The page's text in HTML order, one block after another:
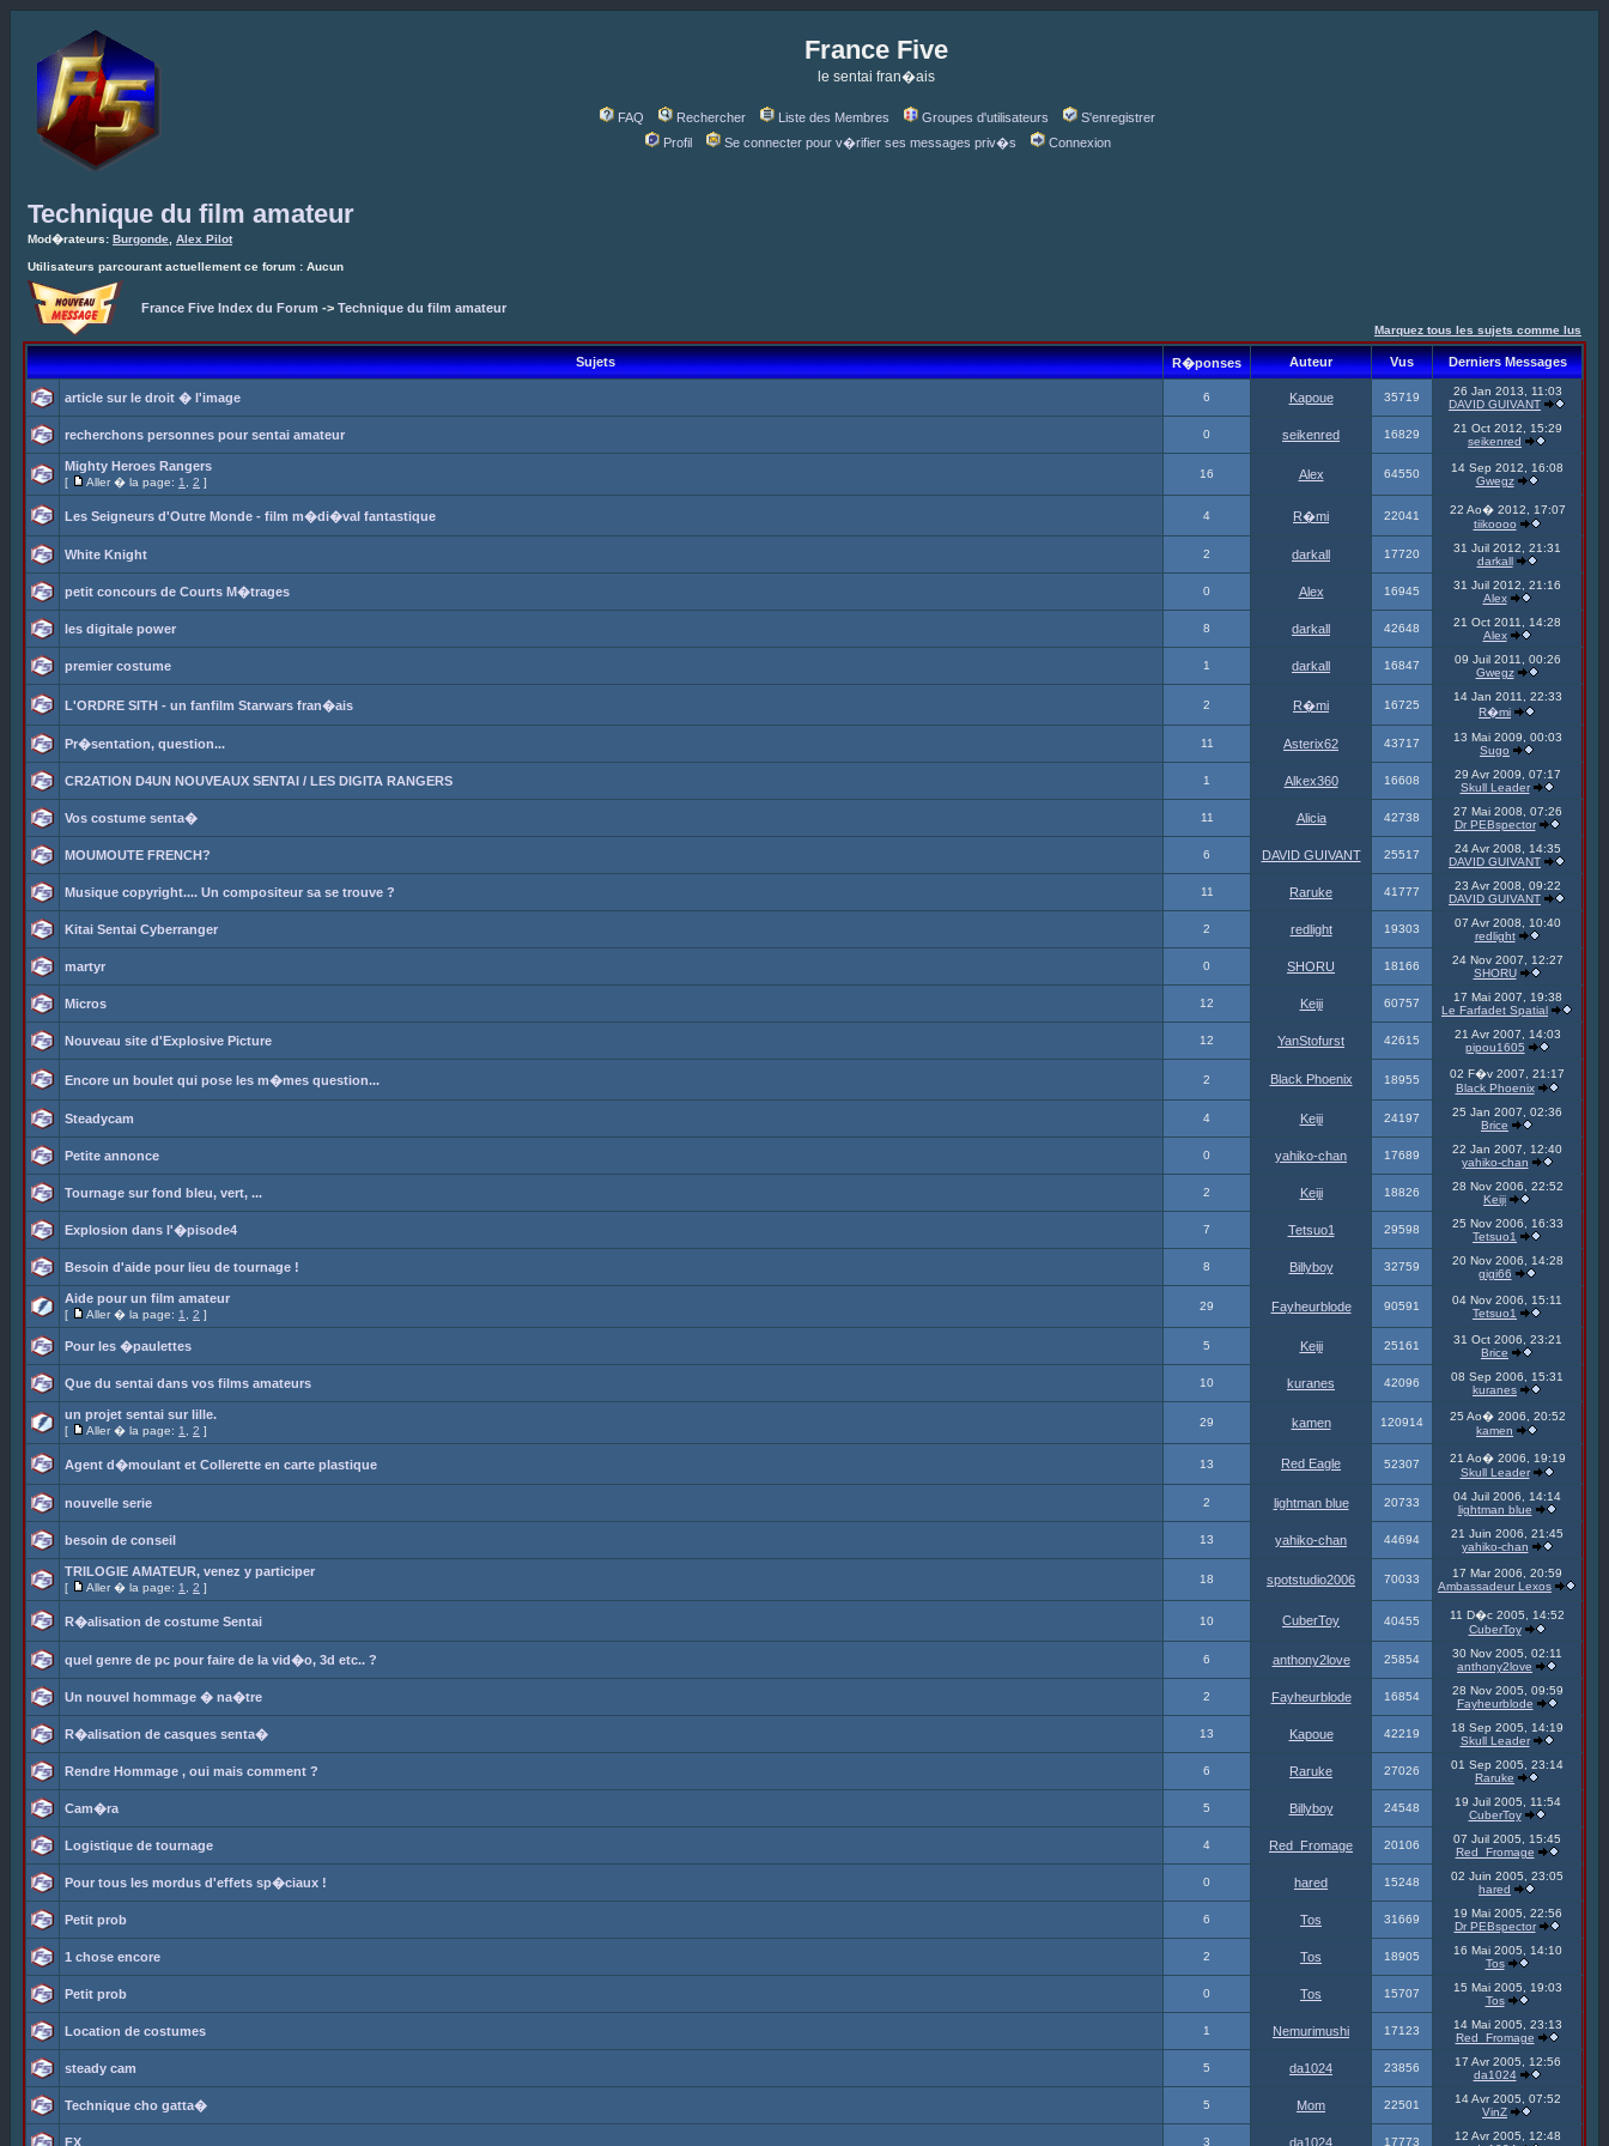
France Five
le sentai fran�ais
FAQ Rechercher Liste des Membres Groupes d'utilisateurs
S'enregistrer
Profil
Se connecter pour v�rifier ses messages priv�s Connexion
Technique du film amateur
Mod�rateurs: Burgonde Alex Pilot
Utilisateurs parcourant actuellement ce forum : Aucun
France Five Index du Forum -> Technique du film amateur
Marquez tous les sujets comme lus
Sujets R�ponses Auteur Vus Derniers Messages
article sur le droit � l'image 6 Kapoue 35719
26 Jan 2013, 11:03
DAVID GUIVANT
recherchons personnes pour sentai amateur 0 seikenred 16829
21 Oct 2012, 15:29
seikenred
Mighty Heroes Rangers
[ Aller � la page: 1 2 ]
16 Alex 64550
14 Sep 2012, 16:08
Gwegz
Les Seigneurs d'Outre Monde - film m�di�val fantastique 4 R�mi 22041
22 Ao� 2012, 17:07
tiikoooo
White Knight 2 darkall 17720
31 Juil 2012, 21:31
darkall
petit concours de Courts M�trages 0 Alex 16945
31 Juil 2012, 21:16
Alex
les digitale power 8 darkall 42648
21 Oct 2011, 14:28
Alex
premier costume 1 darkall 16847
09 Juil 2011, 00:26
Gwegz
L'ORDRE SITH - un fanfilm Starwars fran�ais 2 R�mi 16725
14 Jan 2011, 22:33
R�mi
Pr�sentation, question... 11 Asterix62 43717
13 Mai 2009, 00:03
Sugo
CR2ATION D4UN NOUVEAUX SENTAI / LES DIGITA RANGERS 1 Alkex360 16608
29 Avr 2009, 07:17
Skull Leader
Vos costume senta� 11 Alicia 42738
27 Mai 2008, 07:26
Dr PEBspector
MOUMOUTE FRENCH? 6 DAVID GUIVANT 25517
24 Avr 2008, 14:35
DAVID GUIVANT
Musique copyright.... Un compositeur sa se trouve ? 11 Raruke 41777
23 Avr 2008, 09:22
DAVID GUIVANT
Kitai Sentai Cyberranger 2 redlight 19303
07 Avr 2008, 10:40
redlight
martyr 0 SHORU 18166
24 Nov 2007, 12:27
SHORU
Micros 12 Keiji 60757
17 Mai 2007, 19:38
Le Farfadet Spatial
Nouveau site d'Explosive Picture 12 YanStofurst 42615
21 Avr 2007, 14:03
pipou1605
Encore un boulet qui pose les m�mes question... 2 Black Phoenix 18955
02 F�v 2007, 21:17
Black Phoenix
Steadycam 4 Keiji 24197
25 Jan 2007, 02:36
Brice
Petite annonce 0 yahiko-chan 17689
22 Jan 2007, 12:40
yahiko-chan
Tournage sur fond bleu, vert, ... 2 Keiji 18826
28 Nov 2006, 22:52
Keiji
Explosion dans l'�pisode4 7 Tetsuo1 29598
25 Nov 2006, 16:33
Tetsuo1
Besoin d'aide pour lieu de tournage ! 8 Billyboy 32759
20 Nov 2006, 14:28
gigi66
Aide pour un film amateur
[ Aller � la page: 1 2 ]
29 Fayheurblode 90591
04 Nov 2006, 15:11
Tetsuo1
Pour les �paulettes 5 Keiji 25161
31 Oct 2006, 23:21
Brice
Que du sentai dans vos films amateurs 10 kuranes 42096
08 Sep 2006, 15:31
kuranes
un projet sentai sur lille.
[ Aller � la page: 1 2 ]
29 kamen 120914
25 Ao� 2006, 20:52
kamen
Agent d�moulant et Collerette en carte plastique 13 Red Eagle 52307
21 Ao� 2006, 19:19
Skull Leader
nouvelle serie 2 lightman blue 20733
04 Juil 2006, 14:14
lightman blue
besoin de conseil 13 yahiko-chan 44694
21 Juin 2006, 21:45
yahiko-chan
TRILOGIE AMATEUR, venez y participer
[ Aller � la page: 1 2 ]
18 spotstudio2006 70033
17 Mar 2006, 20:59
Ambassadeur Lexos
R�alisation de costume Sentai 10 CuberToy 40455
11 D�c 2005, 14:52
CuberToy
quel genre de pc pour faire de la vid�o, 3d etc.. ? 6 anthony2love 25854
30 Nov 2005, 02:11
anthony2love
Un nouvel hommage � na�tre 2 Fayheurblode 16854
28 Nov 2005, 09:59
Fayheurblode
R�alisation de casques senta� 13 Kapoue 42219
18 Sep 2005, 14:19
Skull Leader
Rendre Hommage , oui mais comment ? 6 Raruke 27026
01 Sep 2005, 23:14
Raruke
Cam�ra 5 Billyboy 24548
19 Juil 2005, 11:54
CuberToy
Logistique de tournage 4 Red_Fromage 20106
07 Juil 2005, 15:45
Red_Fromage
Pour tous les mordus d'effets sp�ciaux ! 0 hared 15248
02 Juin 2005, 23:05
hared
Petit prob 6 Tos 31669
19 Mai 2005, 22:56
Dr PEBspector
1 chose encore 2 Tos 18905
16 Mai 2005, 14:10
Tos
Petit prob 0 Tos 15707
15 Mai 2005, 19:03
Tos
Location de costumes 1 Nemurimushi 17123
14 Mai 2005, 23:13
Red_Fromage
steady cam 5 da1024 23856
17 Avr 2005, 12:56
da1024
Technique cho gatta� 5 Mom 22501
14 Avr 2005, 07:52
VinZ
FX 3 da1024 17773
12 Avr 2005, 12:48